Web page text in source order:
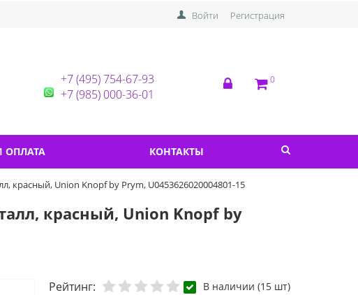
Войти Регистрация
+7 (495) 754-67-93
+7 (985) 000-36-01
0
ОПЛАТА КОНТАКТЫ
красный, Union Knopf by Prym, U0453626020004801-15
красный, Union Knopf by
Рейтинг: В наличии (15 шт)